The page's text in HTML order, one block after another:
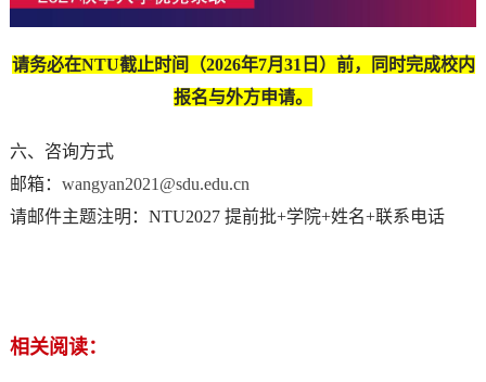
请务必在NTU截止时间（2026年7月31日）前，同时完成校内
报名与外方申请。
六、咨询方式
邮箱：wangyan2021@sdu.edu.cn
请邮件主题注明：NTU2027 提前批+学院+姓名+联系电话
相关阅读：